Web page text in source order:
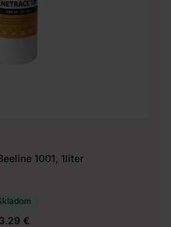
1001, 1liter
3.29 €